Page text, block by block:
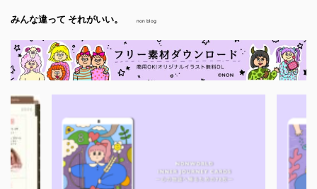
みんな違って それがいい。 non blog